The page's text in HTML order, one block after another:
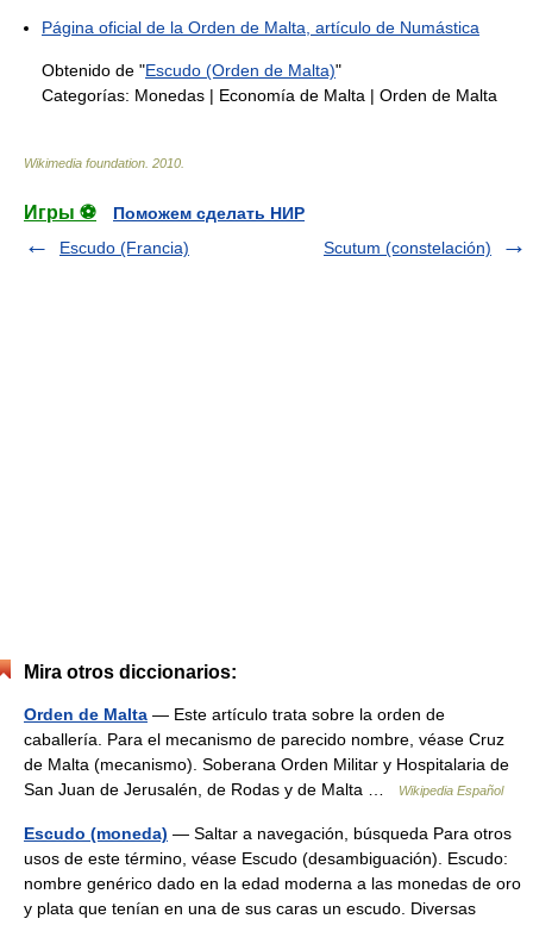
Página oficial de la Orden de Malta, artículo de Numástica
Obtenido de "Escudo (Orden de Malta)"
Categorías: Monedas | Economía de Malta | Orden de Malta
Wikimedia foundation 2010
Игры ⚽
Поможем сделать НИР
Escudo (Francia)
Scutum (constelación)
Mira otros diccionarios:
Orden de Malta — Este artículo trata sobre la orden de
caballería. Para el mecanismo de parecido nombre, véase Cruz
de Malta (mecanismo). Soberana Orden Militar y Hospitalaria de
San Juan de Jerusalén, de Rodas y de Malta …
Wikipedia Español
Escudo (moneda) — Saltar a navegación, búsqueda Para otros
usos de este término, véase Escudo (desambiguación). Escudo:
nombre genérico dado en la edad moderna a las monedas de oro
y plata que tenían en una de sus caras un escudo. Diversas